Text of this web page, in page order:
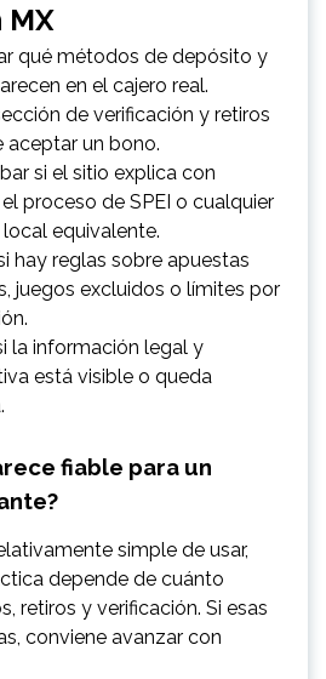
MX
qué métodos de depósito y
en el cajero real.
de verificación y retiros
aceptar un bono.
si el sitio explica con
proceso de SPEI o cualquier
equivalente.
hay reglas sobre apuestas
juegos excluidos o límites por
la información legal y
está visible o queda
fiable para un
simple de usar,
depende de cuánto
retiros y verificación. Si esas
conviene avanzar con